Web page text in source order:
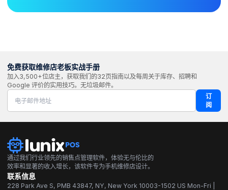
免费获取维修店老板实战手册
加入3,500+位店主，获取我们的32页指南以及每周关于库存、招聘和
Google 评价的实用技巧。无垃圾邮件。
订
阅
通过我们行业领先的销售点管理软件，体验无与伦比的
效率和显著的收入增长，该软件专为手机维修店设计。
联系信息
228 Park Ave S, PMB 43847, NY, New York 10003-1502 US Mon-Fri |